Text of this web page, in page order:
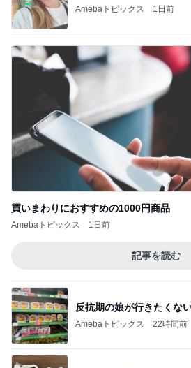
Amebaトピックス 1日前
買いまわりにおすすめの1000円商品
Amebaトピックス 1日前
記事を読む
反抗期の娘が行きたくな
Amebaトピックス 22時間前